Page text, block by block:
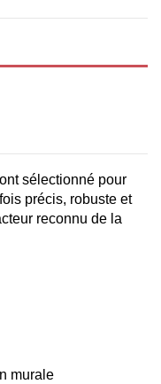
sélectionné pour
précis, robuste et
reconnu de la
murale